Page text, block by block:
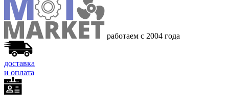
работаем с 2004 года
доставка
и оплата